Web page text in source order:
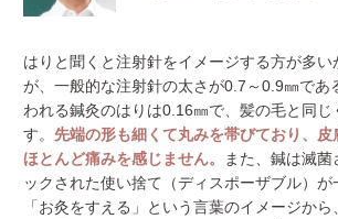
はりと聞くと注射針をイメージする方が多い
が、一般的な注射針の太さが0.7～0.9㎜であ
われる鍼灸のはりは0.16㎜で、髪の毛と同じ
す。先端の形も細くて丸みを帯びており、皮
ほとんど痛みを感じません。
また、鍼は滅
ックされた使い捨て（ディスポーザブル）が
「お灸をすえる」という言葉のイメージか